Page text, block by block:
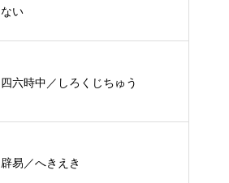
ない
四六時中／しろくじちゅう
辟易／へきえき